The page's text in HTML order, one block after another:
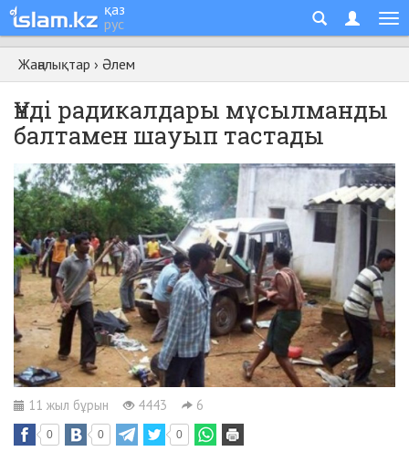
қаз
рус
Жаңалықтар › Әлем
Үнді радикалдары мұсылманды
балтамен шауып тастады
11 жыл бұрын 4443 6
0 0 0